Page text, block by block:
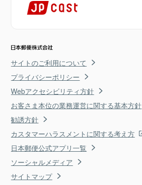
サイトのご利用について
プライバシーポリシー
Webアクセシビリティ方針
お客さま本位の業務運営に関する基本方針
勧誘方針
カスタマーハラスメントに関する考え方
日本郵便公式アプリ一覧
ソーシャルメディア
サイトマップ